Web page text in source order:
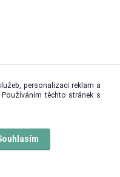
personalizaci reklam a
těchto stránek s